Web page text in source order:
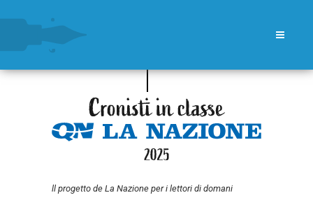
ll progetto de La Nazione per i lettori di domani